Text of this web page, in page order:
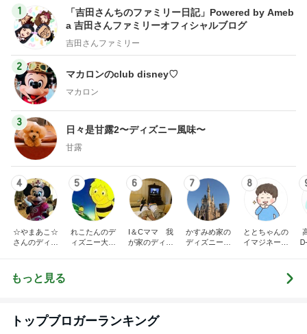
1
「吉田さんちのファミリー日記」Powered by Ameb
a 吉田さんファミリーオフィシャルブログ
吉田さんファミリー
2
マカロンのclub disney♡
マカロン
3
日々是甘露2〜ディズニー風味〜
甘露
4
☆やまあこ☆
さんのディズ
5
れこたんのデ
ィズニー大好
6
I＆Cママ 我
が家のディズ
7
かすみめ家の
ディズニー大
8
ととちゃんの
イマジネーシ
もっと見る
トップブロガーランキング